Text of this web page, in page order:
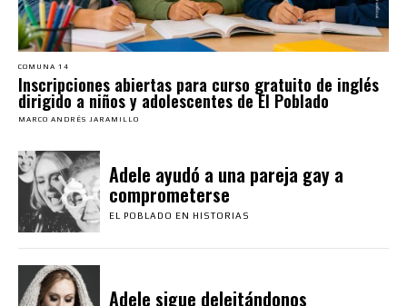
COMUNA 14
Inscripciones abiertas para curso gratuito de inglés
dirigido a niños y adolescentes de El Poblado
MARCO ANDRÉS JARAMILLO
Adele ayudó a una pareja gay a
comprometerse
EL POBLADO EN HISTORIAS
Adele sigue deleitándonos